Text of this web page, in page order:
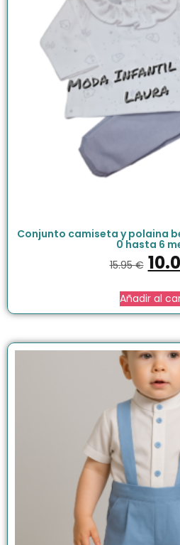
Conjunto camiseta y polaina
0 hasta 6
15.95€
Añadir al